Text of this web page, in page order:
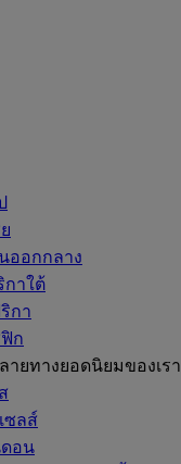
ออกกลาง
กาใต้
กา
ก
ายทางยอดนิยมของเรา
ซลส์
อน